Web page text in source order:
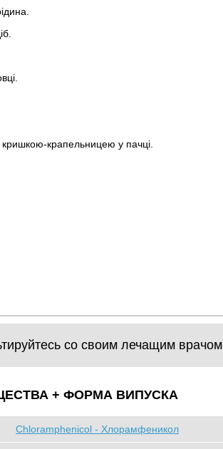
крапельницею у пачці.
со своим лечащим врачом
+ ФОРМА ВИПУСКА
Chloramphenicol - Хлорамфеникол